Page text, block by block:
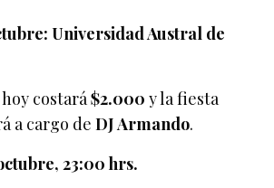
Universidad Austral de
costará$2.000 y la fiesta
a cargo deDJ Armando.
23:00 hrs.